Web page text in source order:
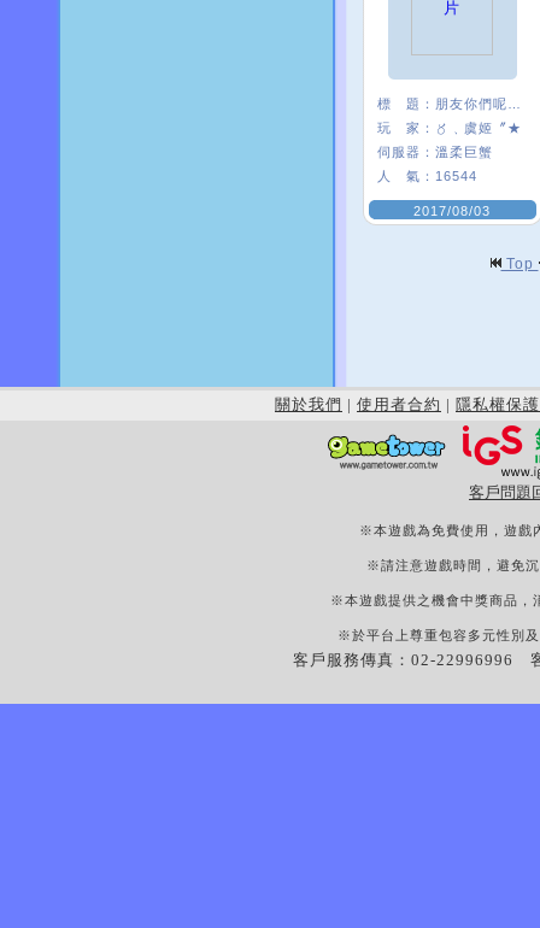
標 題：
玩 家：
〥﹑虞姬〞★
伺服器： 溫柔巨蟹
人 氣： 16544
2017/08/03
Top
關於我們 | 使用者合約 | 隱私權保護
客戶問題
※本遊戲為免費使用，遊戲
※請注意遊戲時間，避免
※本遊戲提供之機會中獎商品，
※於平台上尊重包容多元性別
客戶服務傳真：02-22996996